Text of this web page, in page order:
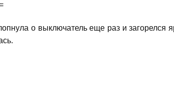
о выключатель еще раз и загорелся